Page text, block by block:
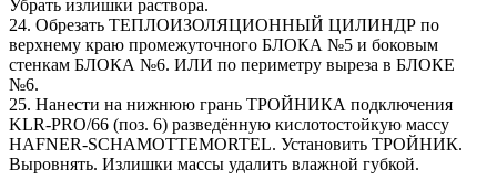
Убрать излишки раствора.
24. Обрезать ТЕПЛОИЗОЛЯЦИОННЫЙ ЦИЛИНДР по
верхнему краю промежуточного БЛОКА №5 и боковым
стенкам БЛОКА №6. ИЛИ по периметру выреза в БЛОКЕ
№6.
25. Нанести на нижнюю грань ТРОЙНИКА подключения
KLR-PRO/66 (поз. 6) разведённую кислотостойкую массу
HAFNER-SCHAMOTTEMORTEL. Установить ТРОЙНИК.
Выровнять. Излишки массы удалить влажной губкой.